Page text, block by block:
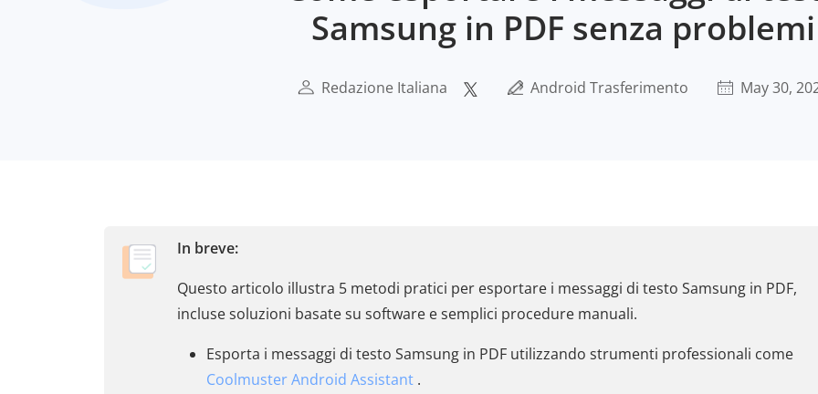
Samsung in PDF senza problemi
Redazione Italiana Android Trasferimento May 30,
In breve:
Questo articolo illustra 5 metodi pratici per esportare i messaggi di testo Samsung in PDF,
incluse soluzioni basate su software e semplici procedure manuali.
Esporta i messaggi di testo Samsung in PDF utilizzando strumenti professionali come
Coolmuster Android Assistant .